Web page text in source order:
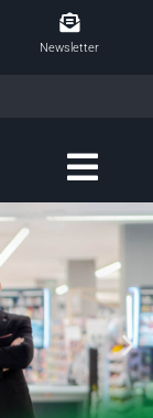
Newsletter